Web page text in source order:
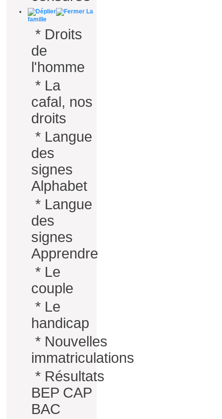
La
famille
* Droits
de
l'homme
* La
cafal, nos
droits
* Langue
des
signes
Alphabet
* Langue
des
signes
Apprendre
* Le
couple
* Le
handicap
* Nouvelles
immatriculations
* Résultats
BEP CAP
BAC